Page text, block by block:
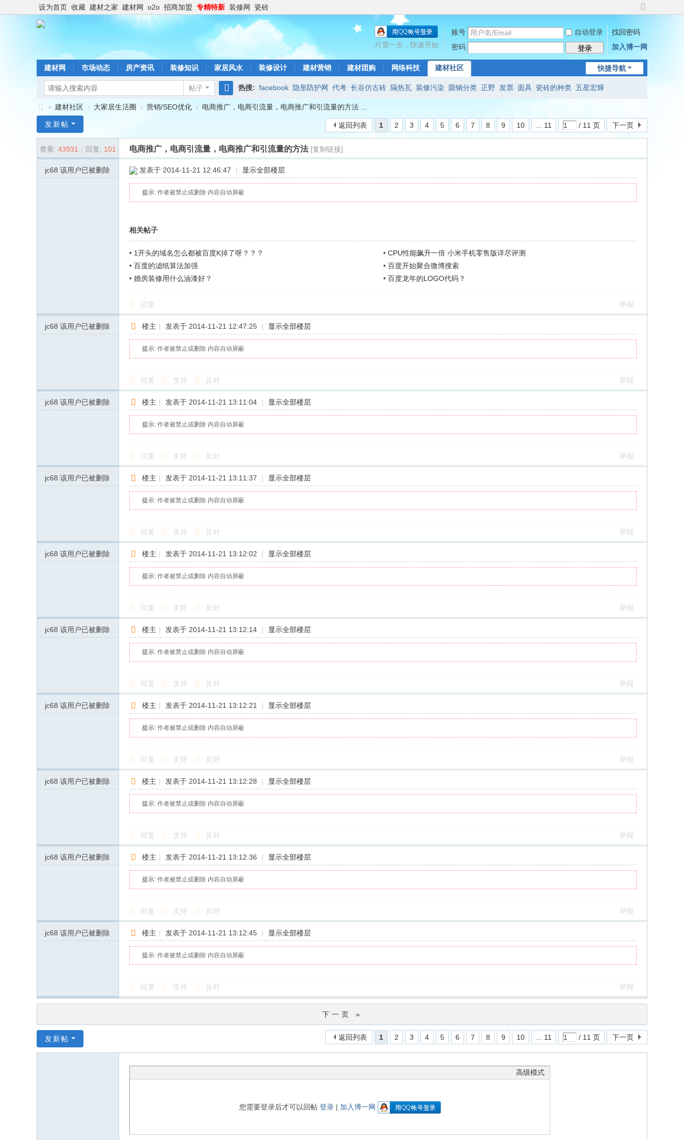
设为首页 收藏 建材之家 建材网 o2o 招商加盟 专精特新 装修网 瓷砖
切
到
宽
版
账号 自动登录
找回密码
密码
登录 加入博一网
只需一步，快速开始
快捷导航
建材网 市场动态 房产资讯 装修知识 家居风水 装修设计 建材营销 建材团购 网络科技 建材社区
帖子
搜
热搜: facebook 隐形防护网 代考 长谷仿古砖 隔热瓦 装修污染 圆钢分类 正野 发票 面具 瓷砖的种类 五星宏輝
店铺风水布局 全瓷砖 瓷砖行业知识 开关暗盒
一
建
网
» 建材社区 › 大家居生活圈 › 营销/SEO优化 › 电商推广，电商引流量，电商推广和引流量的方法 ...
1 2 3 4 5 6 7 8 9 10 ... 11 / 11 页 下一页
返回列表
发新帖
查看: 43931 | 回复: 101 电商推广，电商引流量，电商推广和引流量的方法 [复制链接]
jc68 该用户已被删除 发表于 2014-11-21 12:46:47 | 显示全部楼层
提示: 作者被禁止或删除 内容自动屏蔽
相关帖子
• 1开头的域名怎么都被百度K掉了呀？？？ • CPU性能飙升一倍 小米手机零售版详尽评测
• 百度的滤纸算法加强 • 百度开始聚合微博搜索
• 婚房装修用什么油漆好？ • 百度龙年的LOGO代码？
回复 举报
jc68 该用户已被删除 楼主 | 发表于 2014-11-21 12:47:25 | 显示全部楼层
提示: 作者被禁止或删除 内容自动屏蔽
回复 支持 反对 举报
jc68 该用户已被删除 楼主 | 发表于 2014-11-21 13:11:04 | 显示全部楼层
提示: 作者被禁止或删除 内容自动屏蔽
回复 支持 反对 举报
jc68 该用户已被删除 楼主 | 发表于 2014-11-21 13:11:37 | 显示全部楼层
提示: 作者被禁止或删除 内容自动屏蔽
回复 支持 反对 举报
jc68 该用户已被删除 楼主 | 发表于 2014-11-21 13:12:02 | 显示全部楼层
提示: 作者被禁止或删除 内容自动屏蔽
回复 支持 反对 举报
jc68 该用户已被删除 楼主 | 发表于 2014-11-21 13:12:14 | 显示全部楼层
提示: 作者被禁止或删除 内容自动屏蔽
回复 支持 反对 举报
jc68 该用户已被删除 楼主 | 发表于 2014-11-21 13:12:21 | 显示全部楼层
提示: 作者被禁止或删除 内容自动屏蔽
回复 支持 反对 举报
jc68 该用户已被删除 楼主 | 发表于 2014-11-21 13:12:28 | 显示全部楼层
提示: 作者被禁止或删除 内容自动屏蔽
回复 支持 反对 举报
jc68 该用户已被删除 楼主 | 发表于 2014-11-21 13:12:36 | 显示全部楼层
提示: 作者被禁止或删除 内容自动屏蔽
回复 支持 反对 举报
jc68 该用户已被删除 楼主 | 发表于 2014-11-21 13:12:45 | 显示全部楼层
提示: 作者被禁止或删除 内容自动屏蔽
回复 支持 反对 举报
下一页 »
1 2 3 4 5 6 7 8 9 10 ... 11 / 11 页 下一页
返回列表
发新帖
高级模式
您需要登录后才可以回帖 登录| 加入博一网